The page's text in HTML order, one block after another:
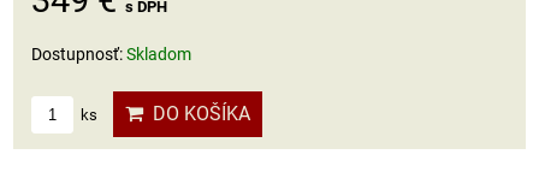
s DPH
Dostupnosť:Skladom
ks DO KOŠÍKA